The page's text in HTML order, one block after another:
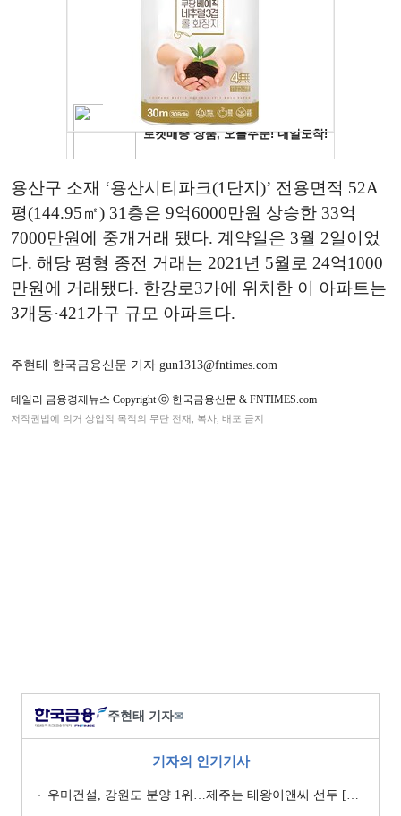
용산구 소재 ‘용산시티파크(1단지)’ 전용면적 52A
평(144.95㎡) 31층은 9억6000만원 상승한 33억
7000만원에 중개거래 됐다. 계약일은 3월 2일이었
다. 해당 평형 종전 거래는 2021년 5월로 24억1000
만원에 거래됐다. 한강로3가에 위치한 이 아파트는
3개동·421가구 규모 아파트다.
주현태 한국금융신문 기자 gun1313@fntimes.com
데일리 금융경제뉴스 Copyright ⓒ 한국금융신문 & FNTIMES.com
저작권법에 의거 상업적 목적의 무단 전재, 복사, 배포 금지
주현태 기자✉
기자의 인기기사
우미건설, 강원도 분양 1위…제주는 태왕이앤씨 선두 [이 지역 분양왕-강원·제주]